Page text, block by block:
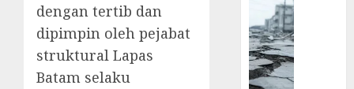
dengan tertib dan
dipimpin oleh pejabat
struktural Lapas
Batam selaku